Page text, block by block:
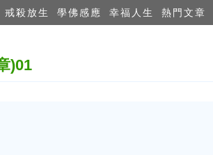
戒殺放生 學佛感應 幸福人生 熱門文章
)01